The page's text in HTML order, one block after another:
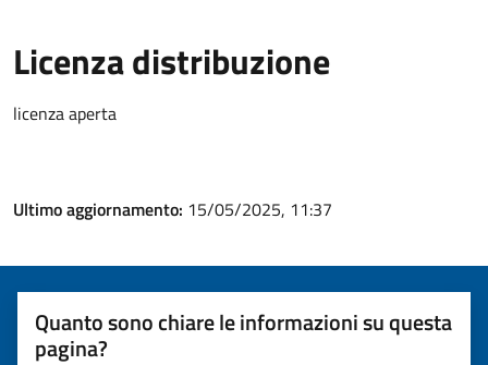
Licenza distribuzione
licenza aperta
Ultimo aggiornamento: 15/05/2025, 11:37
Quanto sono chiare le informazioni su questa
pagina?